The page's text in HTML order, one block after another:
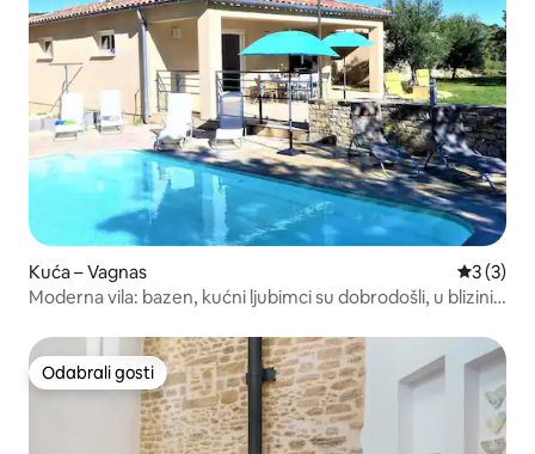
Kuća – Vagnas
3 (3)
Moderna vila: bazen, kućni ljubimci su dobrodošli, u blizini
Odabrali gosti
Odabrali gosti